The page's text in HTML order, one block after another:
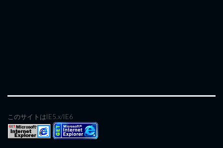
このサイトはIE5.x/IE6